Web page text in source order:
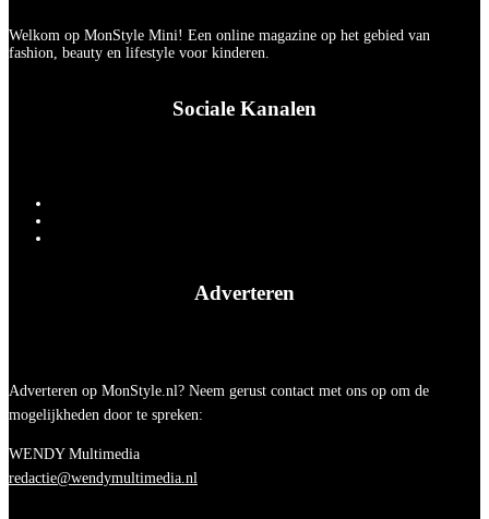
Welkom op MonStyle Mini! Een online magazine op het gebied van
fashion, beauty en lifestyle voor kinderen.
Sociale Kanalen
Adverteren
Adverteren op MonStyle.nl? Neem gerust contact met ons op om de
mogelijkheden door te spreken:
WENDY Multimedia
redactie@wendymultimedia.nl